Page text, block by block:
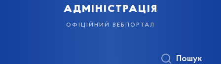
адміністрація
офіційний вебпортал
Пошук